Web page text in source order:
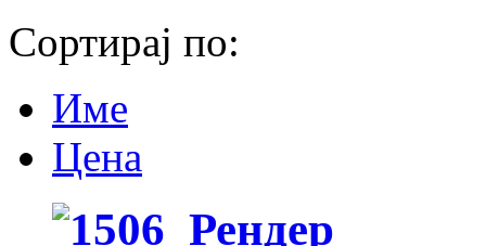
Сортирај по:
Име
Цена